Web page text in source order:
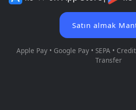
Satın almak
Apple Pay • Google Pay • SEPA •
Transfer